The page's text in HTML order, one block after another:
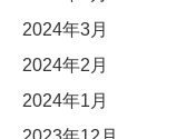
2024年3月
2024年2月
2024年1月